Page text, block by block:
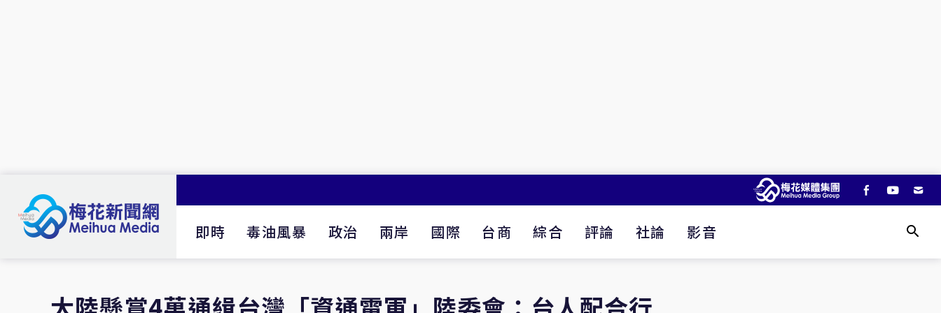
即時 毒油風暴 政治 兩岸 國際 台商 綜合 評論 社論 影音